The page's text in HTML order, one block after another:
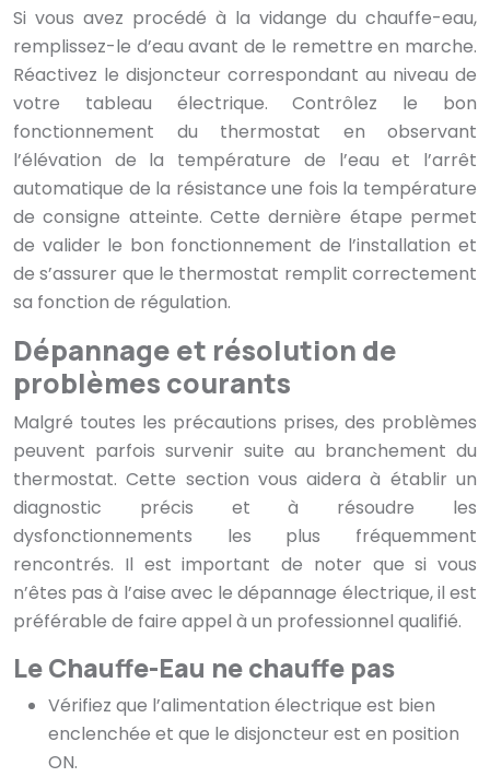
Si vous avez procédé à la vidange du chauffe-eau,
remplissez-le d’eau avant de le remettre en marche.
Réactivez le disjoncteur correspondant au niveau de
votre tableau électrique. Contrôlez le bon
fonctionnement du thermostat en observant
l’élévation de la température de l’eau et l’arrêt
automatique de la résistance une fois la température
de consigne atteinte. Cette dernière étape permet
de valider le bon fonctionnement de l’installation et
de s’assurer que le thermostat remplit correctement
sa fonction de régulation.
Dépannage et résolution de
problèmes courants
Malgré toutes les précautions prises, des problèmes
peuvent parfois survenir suite au branchement du
thermostat. Cette section vous aidera à établir un
diagnostic précis et à résoudre les
dysfonctionnements les plus fréquemment
rencontrés. Il est important de noter que si vous
n’êtes pas à l’aise avec le dépannage électrique, il est
préférable de faire appel à un professionnel qualifié.
Le Chauffe-Eau ne chauffe pas
Vérifiez que l’alimentation électrique est bien
enclenchée et que le disjoncteur est en position
ON.